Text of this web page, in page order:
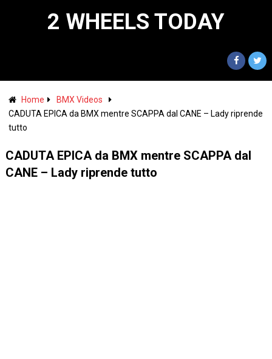
2 WHEELS TODAY
Home
BMX Videos
CADUTA EPICA da BMX mentre SCAPPA dal CANE – Lady riprende
tutto
CADUTA EPICA da BMX mentre SCAPPA dal
CANE – Lady riprende tutto